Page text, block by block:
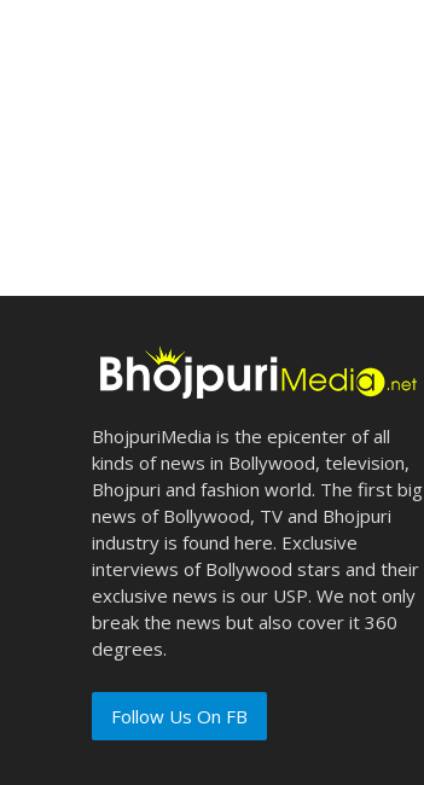
BhojpuriMedia is the epicenter of all
kinds of news in Bollywood, television,
Bhojpuri and fashion world. The first big
news of Bollywood, TV and Bhojpuri
industry is found here. Exclusive
interviews of Bollywood stars and their
exclusive news is our USP. We not only
break the news but also cover it 360
degrees.
Follow Us On FB